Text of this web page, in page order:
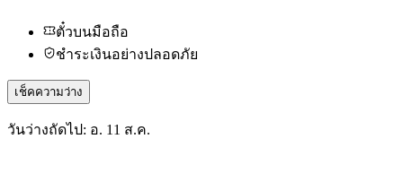
ตั๋วบนมือถือ
ชำระเงินอย่างปลอดภัย
เช็คความว่าง
วันว่างถัดไป: อ. 11 ส.ค.